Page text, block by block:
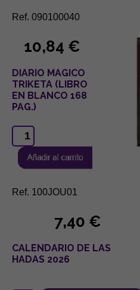
Ref. 090100040
10,84 €
DIARIO MAGICO
TRIKETA (LIBRO
EN BLANCO 168
PAG.)
Ref. 100JOU01
7,40 €
CALENDARIO DE LAS
HADAS 2026